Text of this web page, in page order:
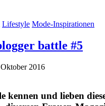
Lifestyle Mode-Inspirationen
battle #5
2016
kennen und lieben